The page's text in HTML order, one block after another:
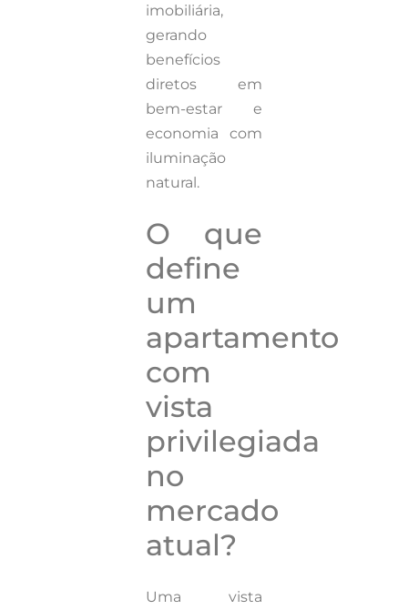
imobiliária,
gerando
benefícios
diretos em
bem-estar e
economia com
iluminação
natural.
O que
define
um
apartamento
com
vista
privilegiada
no
mercado
atual?
Uma vista